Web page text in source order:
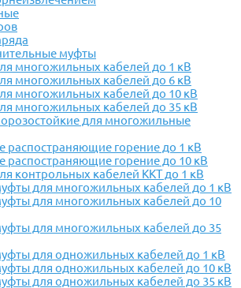
муфты
многожильных кабелей до 1 кВ
многожильных кабелей до 6 кВ
многожильных кабелей до 10 кВ
многожильных кабелей до 35 кВ
для многожильные
распостраняющие горение до 1 кВ
распостраняющие горение до 10 кВ
контрольных кабелей ККТ до 1 кВ
для многожильных кабелей до 1 кВ
для многожильных кабелей до 10
для многожильных кабелей до 35
для одножильных кабелей до 1 кВ
для одножильных кабелей до 10 кВ
для одножильных кабелей до 35 кВ